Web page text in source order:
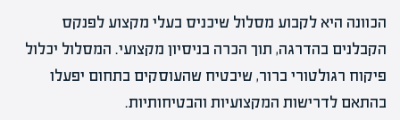
הכוונה היא לקבוע מסלול שיכניס בעלי מקצוע לפנקס
הקבלנים בהדרגה, תוך הכרה בניסיון מקצועי. המסלול יכלול
פיקוח רגולטורי ברור, שיבטיח שהעוסקים בתחום יפעלו
בהתאם לדרישות המקצועיות והבטיחותיות.